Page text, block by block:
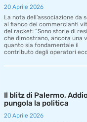
20 Aprile 2026
La nota dell’associazione da
al fianco dei commercianti
del racket: “Sono storie di
che dimostrano, ancora una
quanto sia fondamentale il
contributo degli operatori
Il blitz di Palermo,
pungola la politica
20 Aprile 2026